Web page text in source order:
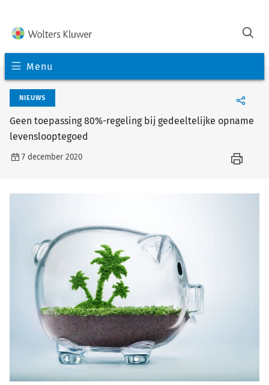
Menu
NIEUWS
Geen toepassing 80%-regeling bij gedeeltelijke opname
levenslooptegoed
7 december 2020